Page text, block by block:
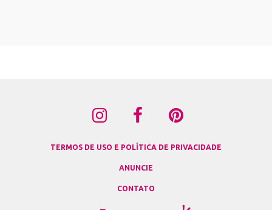
TERMOS DE USO E POLÍTICA DE PRIVACIDADE
ANUNCIE
CONTATO